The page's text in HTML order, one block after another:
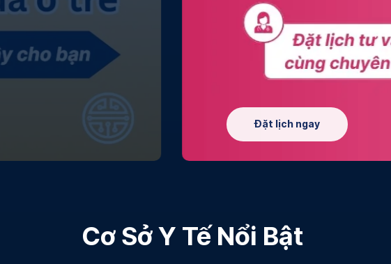
Cơ Sở Y Tế Nổi Bật